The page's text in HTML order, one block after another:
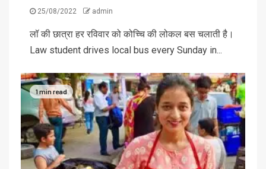
25/08/2022 admin
लॉ की छात्रा हर रविवार को कोच्चि की लोकल बस चलाती है।
Law student drives local bus every Sunday in...
1 min read